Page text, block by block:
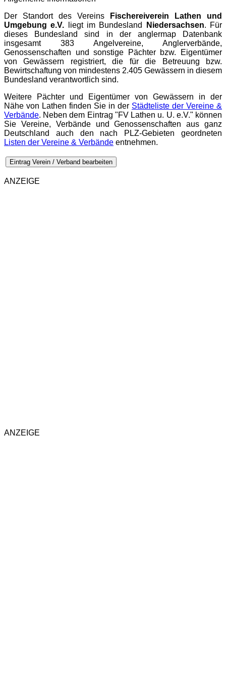
Der Standort des Vereins
Fischereiverein Lathen und
Umgebung e.V. liegt im Bundesland Niedersachsen. Für
dieses Bundesland sind in der anglermapDatenbank
insgesamt 383 Angelvereine, Anglerverbände,
Genossenschaften und sonstige Pächter bzw. Eigentümer
von Gewässern registriert, die für die Betreuung bzw.
Bewirtschaftung von mindestens 2.405 Gewässern in diesem
Bundesland verantwortlich sind.
Weitere Pächter und Eigentümer von Gewässern in der
Nähe von Lathen finden Sie in der Städteliste der Vereine &
Verbände. Neben dem Eintrag "FV Lathen u. U. e.V." können
Sie Vereine, Verbände und Genossenschaften aus ganz
Deutschland auch den nach PLZ-Gebieten geordneten
Listen der Vereine & Verbände entnehmen.
Eintrag Verein / Verband bearbeiten
ANZEIGE
ANZEIGE